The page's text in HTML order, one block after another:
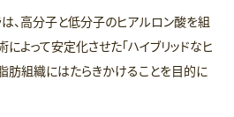
、高分子と低分子のヒアルロン酸を組
よって安定化させた「ハイブリッドなヒ
肪組織にはたらきかけることを目的に